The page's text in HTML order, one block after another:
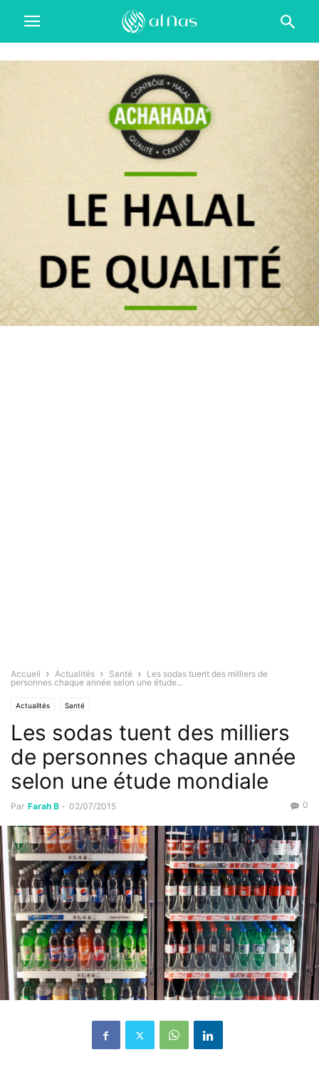
Accueil Actualités Santé
Les sodas tuent des milliers de
personnes chaque année selon une étude...
Actualités Santé
Les sodas tuent des milliers
de personnes chaque année
selon une étude mondiale
Par Farah B - 02/07/2015 0